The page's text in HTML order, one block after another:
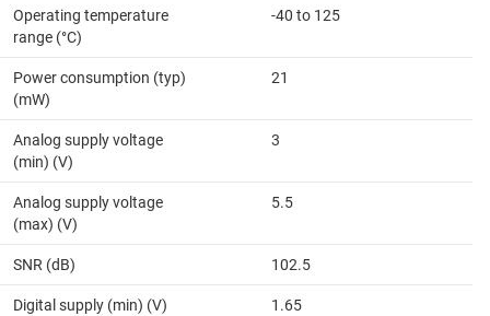
Operating temperature
range (°C)
-40 to 125
Power consumption (typ)
(mW)
21
Analog supply voltage
(min) (V)
3
Analog supply voltage
(max) (V)
5.5
SNR (dB) 102.5
Digital supply (min) (V) 1.65